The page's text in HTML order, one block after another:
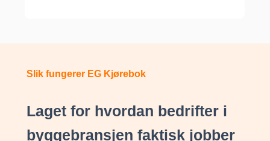
Slik fungerer EG Kjørebok
Laget for hvordan bedrifter i
byggebransjen faktisk jobber